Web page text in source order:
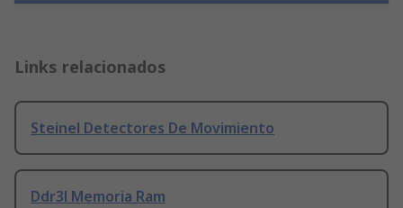
Links relacionados
Steinel Detectores De Movimiento
Ddr3l Memoria Ram